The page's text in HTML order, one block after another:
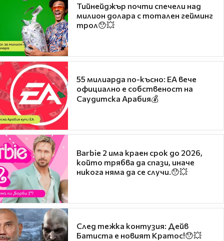
Тийнейджър почти спечели над
милион долара с тотален гейминг
трол😯💥
55 милиарда по-късно: EA вече
официално е собственост на
Саудитска Арабия💰
Barbie 2 има краен срок до 2026,
който трябва да спази, иначе
никога няма да се случи.😯💥
След тежка контузия: Дейв
Батиста е новият Кратос!😯💥